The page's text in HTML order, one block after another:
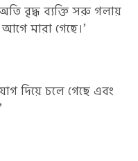
বৃদ্ধ ব্যক্তি সরু গলায়
মারা গেছে।’
দিয়ে চলে গেছে এবং